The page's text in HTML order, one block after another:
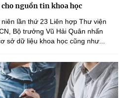
nguồn tin khoa học
lần thứ 23 Liên hợp Thư viện
Bộ trưởng Vũ Hải Quân nhấn
sở dữ liệu khoa học cũng như...